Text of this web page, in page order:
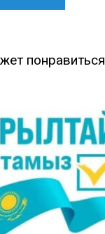
понравиться